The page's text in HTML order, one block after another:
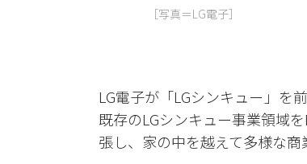
［写真＝LG電子］
LG電子が「LGシンキュー」を
既存のLGシンキュー事業領域
張し、家の中を越えて多様な商